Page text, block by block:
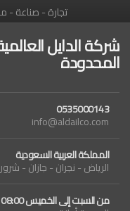
تجارة - صناعة
شركة الدايل
المحدودة
0535000143
info@aldailco.com
المملكة العربية السعودية
الرياض - نجران - جازان -
من السبت إلى الخميس 08:00 ص إلى 05:00 م